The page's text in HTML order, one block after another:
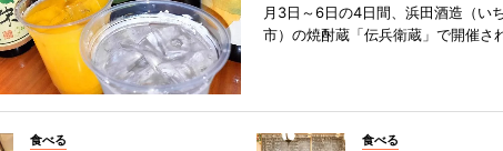
月3日～6日の4日間、浜田酒造（い
市）の焼酎蔵「伝兵衛蔵」で開催さ
食べる 食べる